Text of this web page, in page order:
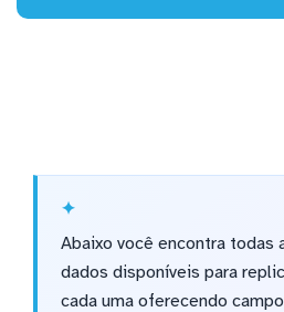
Abaixo você encontra todas
dados disponíveis para
cada uma oferecendo